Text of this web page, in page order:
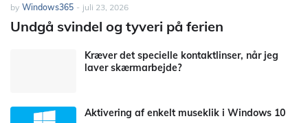
by Windows365 - juli 23, 2026
Undgå svindel og tyveri på ferien
Kræver det specielle kontaktlinser, når jeg
laver skærmarbejde?
Aktivering af enkelt museklik i Windows 10